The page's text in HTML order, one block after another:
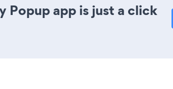
Popup app is just a click